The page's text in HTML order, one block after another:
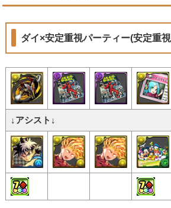
ダイ×安定重視パーティー(安定重
↓アシスト↓